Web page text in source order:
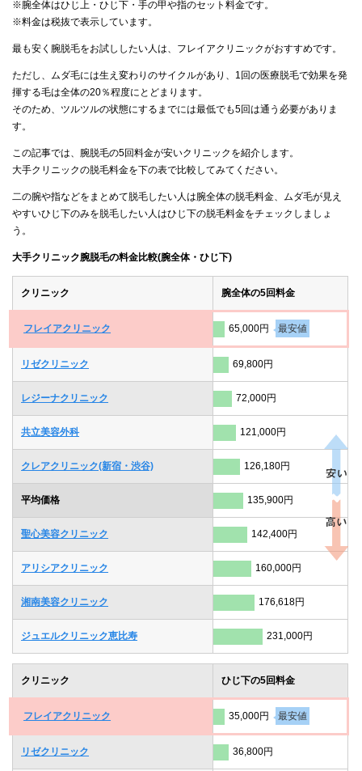
※腕全体はひじ上・ひじ下・手の甲や指のセット料金です。
※料金は税抜で表示しています。
最も安く腕脱毛をお試ししたい人は、フレイアクリニックがおすすめです。
ただし、ムダ毛には生え変わりのサイクルがあり、1回の医療脱毛で効果を発
揮する毛は全体の20％程度にとどまります。
そのため、ツルツルの状態にするまでには最低でも5回は通う必要がありま
す。
この記事では、腕脱毛の5回料金が安いクリニックを紹介します。
大手クリニックの脱毛料金を下の表で比較してみてください。
二の腕や指などをまとめて脱毛したい人は腕全体の脱毛料金、ムダ毛が見え
やすいひじ下のみを脱毛したい人はひじ下の脱毛料金をチェックしましょ
う。
大手クリニック腕脱毛の料金比較(腕全体・ひじ下)
クリニック 腕全体の5回料金
フレイアクリニック 65,000円 最安値
リゼクリニック 69,800円
レジーナクリニック 72,000円
共立美容外科 121,000円
クレアクリニック(新宿・渋谷) 126,180円
平均価格 135,900円
聖心美容クリニック 142,400円
アリシアクリニック 160,000円
湘南美容クリニック 176,618円
ジュエルクリニック恵比寿 231,000円
クリニック ひじ下の5回料金
フレイアクリニック 35,000円 最安値
リゼクリニック 36,800円